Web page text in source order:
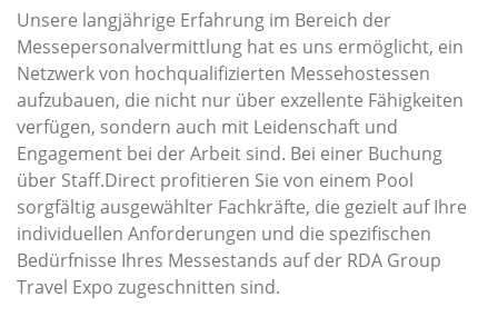
Unsere langjährige Erfahrung im Bereich der
Messepersonalvermittlung hat es uns ermöglicht, ein
Netzwerk von hochqualifizierten Messehostessen
aufzubauen, die nicht nur über exzellente Fähigkeiten
verfügen, sondern auch mit Leidenschaft und
Engagement bei der Arbeit sind. Bei einer Buchung
über Staff.Direct profitieren Sie von einem Pool
sorgfältig ausgewählter Fachkräfte, die gezielt auf Ihre
individuellen Anforderungen und die spezifischen
Bedürfnisse Ihres Messestands auf der RDA Group
Travel Expo zugeschnitten sind.